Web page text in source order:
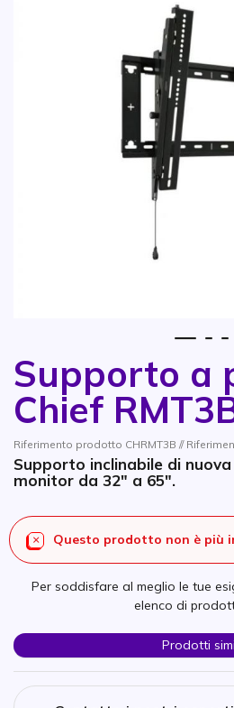
Supporto a
Chief
Riferimento prodotto CHRMT3B //
Supporto inclinabile di
monitor da 32" a 65".
Questo prodotto non è più
Per soddisfare al meglio le tue
elenco di
Prodotti
Vai all'inizio della galleria di immagini